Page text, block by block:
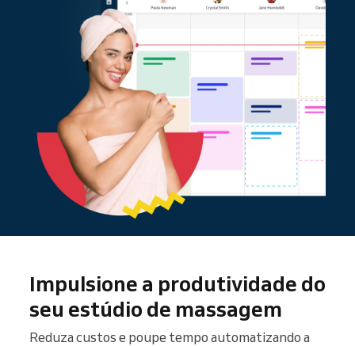
Impulsione a produtividade do
seu estúdio de massagem
Reduza custos e poupe tempo automatizando a